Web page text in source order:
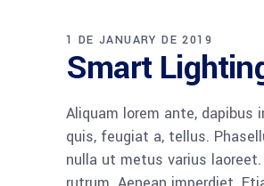
1 DE JANUARY DE 2019
Smart
Aliquam lorem ante, dapibus
quis, feugiat a, tellus.
nulla ut metus varius laoreet.